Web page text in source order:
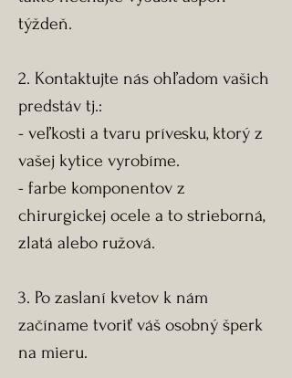
týždeň.
2. Kontaktujte nás ohľadom vašich
predstáv tj.:
- veľkosti a tvaru prívesku, ktorý z
vašej kytice vyrobíme.
- farbe komponentov z
chirurgickej ocele a to strieborná,
zlatá alebo ružová.
3. Po zaslaní kvetov k nám
začíname tvoriť váš osobný šperk
na mieru.